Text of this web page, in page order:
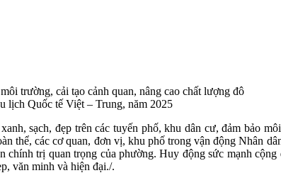
trường, cải tạo cảnh quan, nâng cao chất lượng đô
lịch Quốc tế Việt – Trung, năm 2025
sạch, đẹp trên các tuyến phố, khu dân cư, đảm
thể, các cơ quan, đơn vị, khu phố trong vận động Nhân
chính trị quan trọng của phường. Huy động sức mạnh
văn minh và hiện đại./.